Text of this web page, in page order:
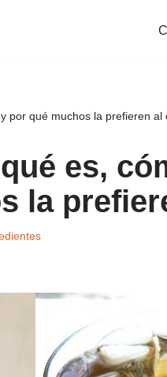
por qué muchos la prefieren al
es,
la